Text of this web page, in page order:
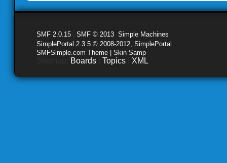
SMF 2.0.15 SMF © 2013 Simple Machines
SimplePortal 2.3.5 © 2008-2012, SimplePortal
SMFSimple.com Theme | Skin Samp
Boards Topics XML